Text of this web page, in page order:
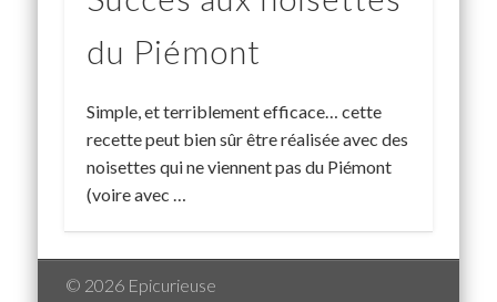
du Piémont
Simple, et terriblement efficace… cette
recette peut bien sûr être réalisée avec des
noisettes qui ne viennent pas du Piémont
(voire avec …
© 2026 Epicurieuse